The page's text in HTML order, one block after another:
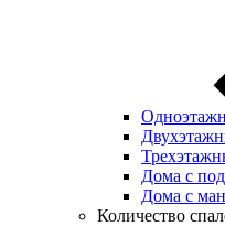
Дома с
Дома с
Количество